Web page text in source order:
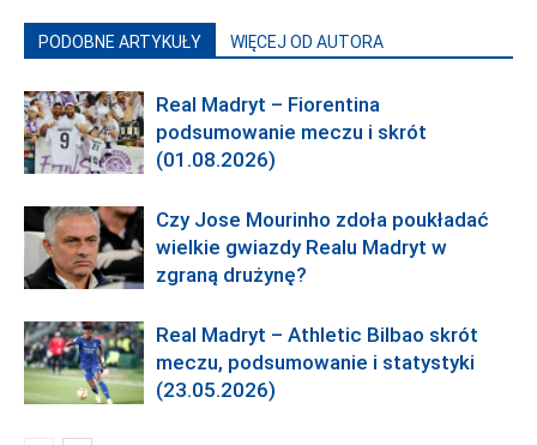
PODOBNE ARTYKUŁY WIĘCEJ OD AUTORA
Real Madryt – Fiorentina
podsumowanie meczu i skrót
(01.08.2026)
Czy Jose Mourinho zdoła poukładać
wielkie gwiazdy Realu Madryt w
zgraną drużynę?
Real Madryt – Athletic Bilbao skrót
meczu, podsumowanie i statystyki
(23.05.2026)